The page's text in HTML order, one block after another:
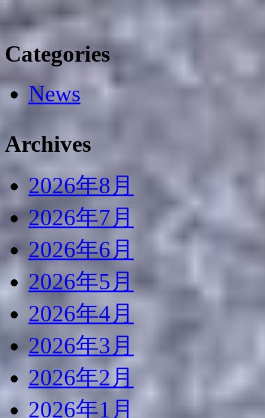
Categories
News
Archives
2026年8月
2026年7月
2026年6月
2026年5月
2026年4月
2026年3月
2026年2月
2026年1月